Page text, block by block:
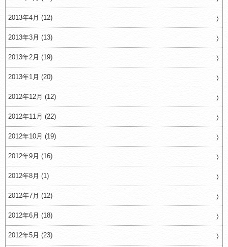
2013年4月 (12)
2013年3月 (13)
2013年2月 (19)
2013年1月 (20)
2012年12月 (12)
2012年11月 (22)
2012年10月 (19)
2012年9月 (16)
2012年8月 (1)
2012年7月 (12)
2012年6月 (18)
2012年5月 (23)